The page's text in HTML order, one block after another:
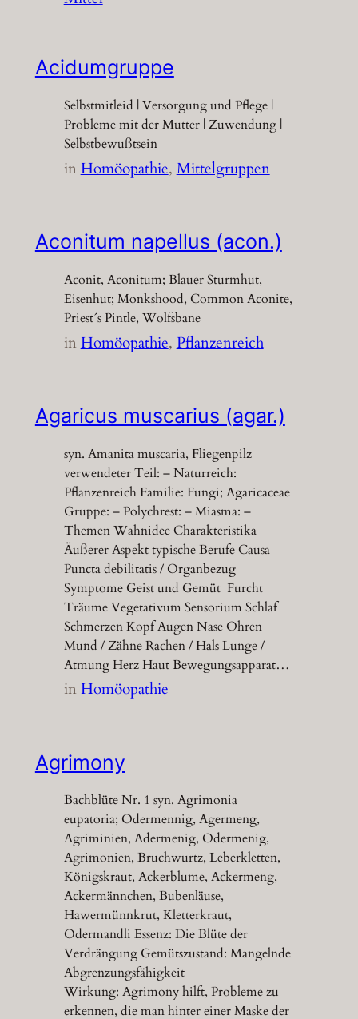
Acidumgruppe
Selbstmitleid | Versorgung und Pflege |
Probleme mit der Mutter | Zuwendung |
Selbstbewußtsein
inHomöopathie, Mittelgruppen
Aconitum napellus (acon.)
Aconit, Aconitum; Blauer Sturmhut,
Eisenhut; Monkshood, Common Aconite,
Priest´s Pintle, Wolfsbane
inHomöopathie, Pflanzenreich
Agaricus muscarius (agar.)
syn. Amanita muscaria, Fliegenpilz
verwendeter Teil: – Naturreich:
Pflanzenreich Familie: Fungi; Agaricaceae
Gruppe: – Polychrest: – Miasma: –
Themen Wahnidee Charakteristika
Äußerer Aspekt typische Berufe Causa
Puncta debilitatis / Organbezug
Symptome Geist und Gemüt Furcht
Träume Vegetativum Sensorium Schlaf
Schmerzen Kopf Augen Nase Ohren
Mund / Zähne Rachen / Hals Lunge /
Atmung Herz Haut Bewegungsapparat…
inHomöopathie
Agrimony
Bachblüte Nr. 1 syn. Agrimonia
eupatoria; Odermennig, Agermeng,
Agriminien, Adermenig, Odermenig,
Agrimonien, Bruchwurtz, Leberkletten,
Königskraut, Ackerblume, Ackermeng,
Ackermännchen, Bubenläuse,
Hawermünnkrut, Kletterkraut,
Odermandli Essenz: Die Blüte der
Verdrängung Gemütszustand: Mangelnde
Abgrenzungsfähigkeit
Wirkung: Agrimony hilft, Probleme zu
erkennen, die man hinter einer Maske der